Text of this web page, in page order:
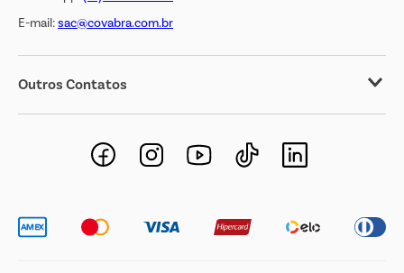
E-mail:sac@covabra.com.br
Outros Contatos
Negócios Imobiliários
Novos Fornecedores